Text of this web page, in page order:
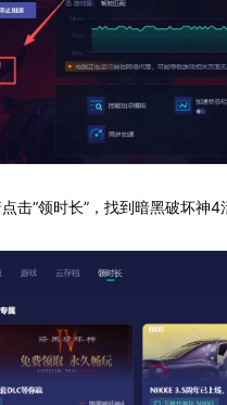
击“领时长”，找到暗黑破坏神4